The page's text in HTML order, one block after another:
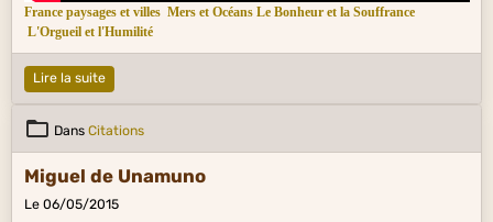
France paysages et villes Mers et OcéansLe Bonheur et la Souffrance
L'Orgueil et l'Humilité
Lire la suite
Dans Citations
Miguel de Unamuno
Le 06/05/2015